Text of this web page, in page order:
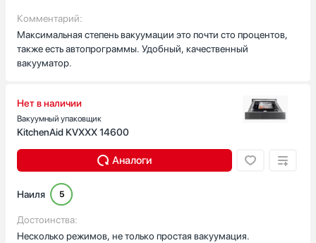
Комментарий:
Максимальная степень вакуумации это почти сто процентов,
также есть автопрограммы. Удобный, качественный
вакууматор.
Нет в наличии
Вакуумный упаковщик
KitchenAid KVXXX 14600
Аналоги
Наиля 5
Достоинства:
Несколько режимов, не только простая вакуумация.